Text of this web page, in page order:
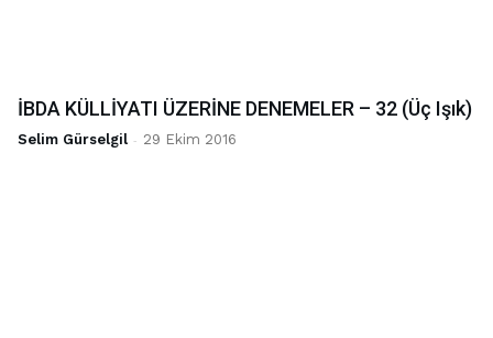
İBDA KÜLLİYATI ÜZERİNE DENEMELER – 32 (Üç Işık)
Selim Gürselgil - 29 Ekim 2016